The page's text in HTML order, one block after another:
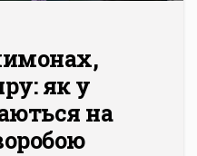
як у
на